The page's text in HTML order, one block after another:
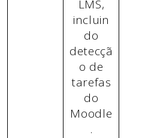
LMS,
incluin
do
detecçã
o de
tarefas
do
Moodle
.